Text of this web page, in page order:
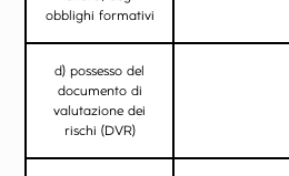
obblighi formativi
d) possesso del
documento di
valutazione dei
rischi (DVR)